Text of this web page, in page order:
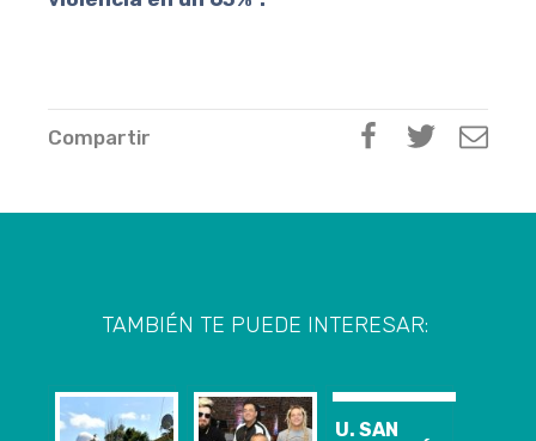
Compartir
TAMBIÉN TE PUEDE INTERESAR:
U. SAN